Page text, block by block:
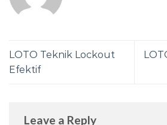
LOTO Teknik Lockout
Efektif
Leave a Reply